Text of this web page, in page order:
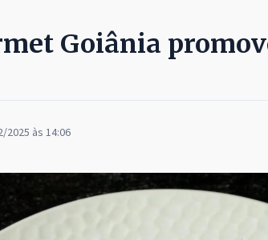
Goiânia
2025 às 14:06